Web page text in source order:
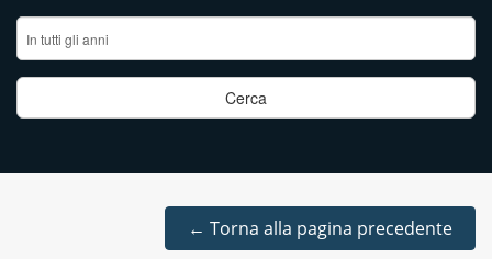
← Torna alla pagina precedente